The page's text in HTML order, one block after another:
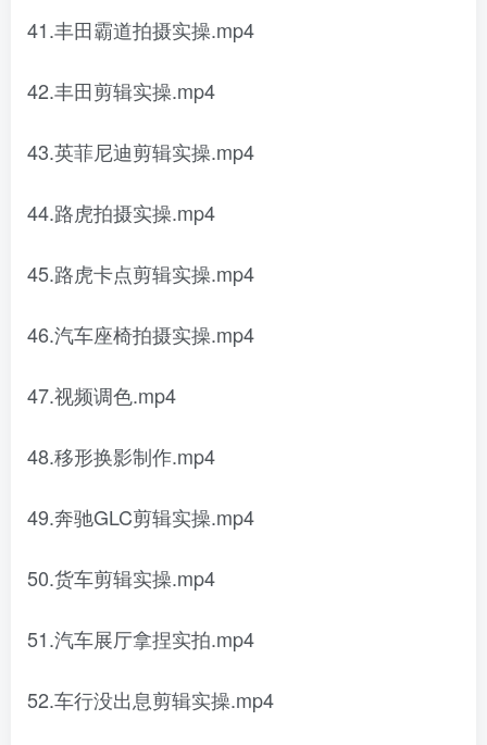
41.丰田霸道拍摄实操.mp4
42.丰田剪辑实操.mp4
43.英菲尼迪剪辑实操.mp4
44.路虎拍摄实操.mp4
45.路虎卡点剪辑实操.mp4
46.汽车座椅拍摄实操.mp4
47.视频调色.mp4
48.移形换影制作.mp4
49.奔驰GLC剪辑实操.mp4
50.货车剪辑实操.mp4
51.汽车展厅拿捏实拍.mp4
52.车行没出息剪辑实操.mp4